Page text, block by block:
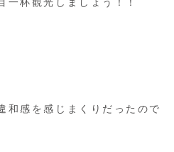
和感を感じまくりだったので